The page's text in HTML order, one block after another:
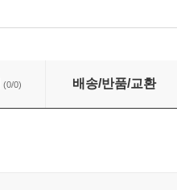
ィア 8
(0/0) 배송/반품/교환